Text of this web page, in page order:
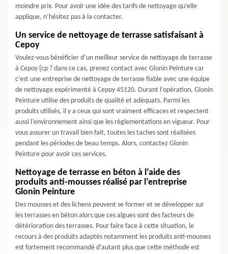
moindre prix. Pour avoir une idée des tarifs de nettoyage qu’elle
applique, n’hésitez pas à la contacter.
Un service de nettoyage de terrasse satisfaisant à
Cepoy
Voulez-vous bénéficier d’un meilleur service de nettoyage de terrasse
à Cepoy {cp ? dans ce cas, prenez contact avec Glonin Peinture car
c’est une entreprise de nettoyage de terrasse fiable avec une équipe
de nettoyage expérimenté à Cepoy 45120. Durant l’opération, Glonin
Peinture utilise des produits de qualité et adéquats. Parmi les
produits utilisés, il y a ceux qui sont vraiment efficaces et respectent
aussi l’environnement ainsi que les règlementations en vigueur. Pour
vous assurer un travail bien fait, toutes les taches sont réalisées
pendant les périodes de beau temps. Alors, contactez Glonin
Peinture pour avoir ces services.
Nettoyage de terrasse en béton à l’aide des
produits anti-mousses réalisé par l’entreprise
Glonin Peinture
Des mousses et des lichens peuvent se former et se développer sur
les terrasses en béton alors que ces algues sont des facteurs de
détérioration des terrasses. Pour faire face à cette situation, le
recours à des produits adaptés notamment les produits anti-mousses
est fortement recommandé d’autant plus que cette méthode est